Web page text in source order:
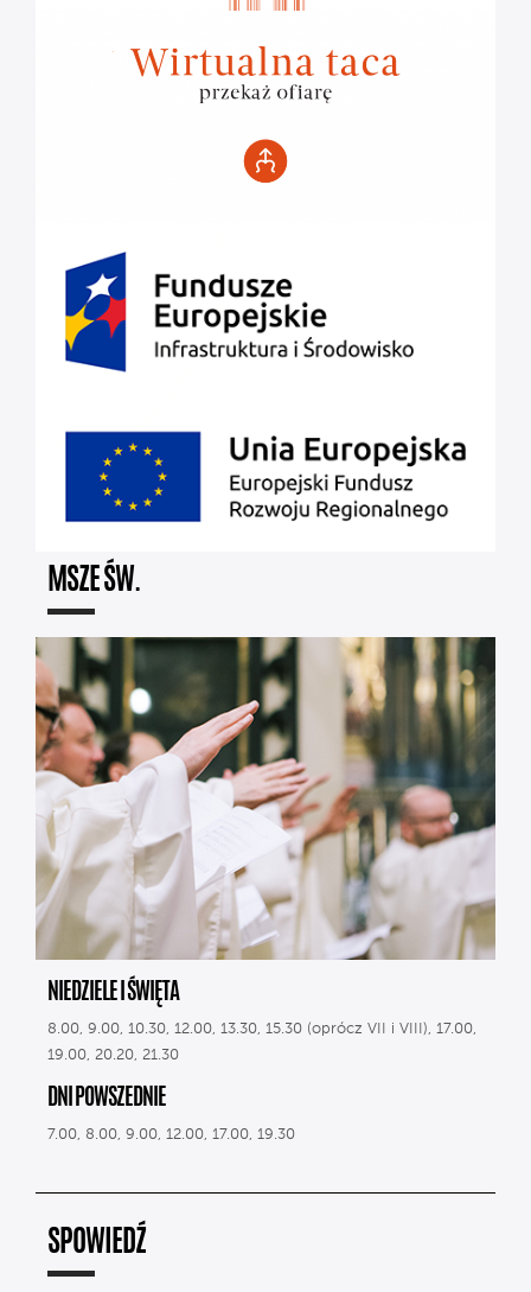
MSZE ŚW.
NIEDZIELE I ŚWIĘTA
8.00, 9.00, 10.30, 12.00, 13.30, 15.30 (oprócz VII i VIII), 17.00,
19.00, 20.20, 21.30
DNI POWSZEDNIE
7.00, 8.00, 9.00, 12.00, 17.00, 19.30
SPOWIEDŹ